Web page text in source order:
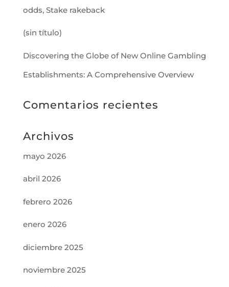
odds, Stake rakeback
(sin título)
Discovering the Globe of New Online Gambling
Establishments: A Comprehensive Overview
Comentarios recientes
Archivos
mayo 2026
abril 2026
febrero 2026
enero 2026
diciembre 2025
noviembre 2025